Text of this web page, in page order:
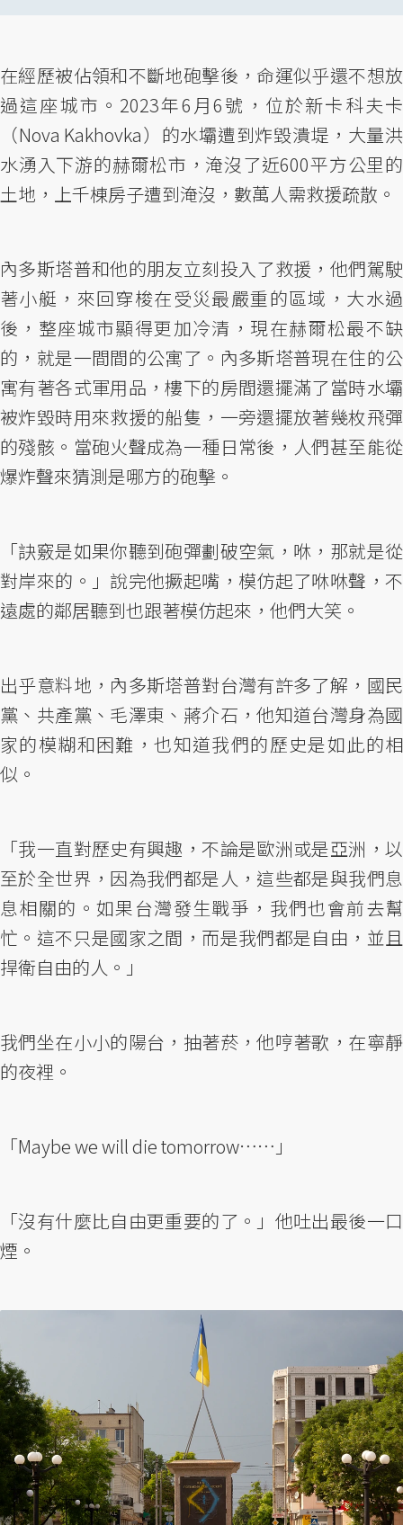
在經歷被佔領和不斷地砲擊後，命運似乎還不想放
過這座城市。2023年6月6號，位於新卡科夫卡
（Nova Kakhovka）的水壩遭到炸毀潰堤，大量洪
水湧入下游的赫爾松市，淹沒了近600平方公里的
土地，上千棟房子遭到淹沒，數萬人需救援疏散。
內多斯塔普和他的朋友立刻投入了救援，他們駕駛
著小艇，來回穿梭在受災最嚴重的區域，大水過
後，整座城市顯得更加冷清，現在赫爾松最不缺
的，就是一間間的公寓了。內多斯塔普現在住的公
寓有著各式軍用品，樓下的房間還擺滿了當時水壩
被炸毀時用來救援的船隻，一旁還擺放著幾枚飛彈
的殘骸。當砲火聲成為一種日常後，人們甚至能從
爆炸聲來猜測是哪方的砲擊。
「訣竅是如果你聽到砲彈劃破空氣，咻，那就是從
對岸來的。」說完他撅起嘴，模仿起了咻咻聲，不
遠處的鄰居聽到也跟著模仿起來，他們大笑。
出乎意料地，內多斯塔普對台灣有許多了解，國民
黨、共產黨、毛澤東、蔣介石，他知道台灣身為國
家的模糊和困難，也知道我們的歷史是如此的相
似。
「我一直對歷史有興趣，不論是歐洲或是亞洲，以
至於全世界，因為我們都是人，這些都是與我們息
息相關的。如果台灣發生戰爭，我們也會前去幫
忙。這不只是國家之間，而是我們都是自由，並且
捍衛自由的人。」
我們坐在小小的陽台，抽著菸，他哼著歌，在寧靜
的夜裡。
「Maybe we will die tomorrow……」
「沒有什麼比自由更重要的了。」他吐出最後一口
煙。